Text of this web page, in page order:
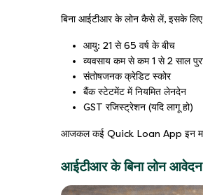
बिना आईटीआर के लोन कैसे लें, इसके लिए
आयु: 21 से 65 वर्ष के बीच
व्यवसाय कम से कम 1 से 2 साल
संतोषजनक क्रेडिट स्कोर
बैंक स्टेटमेंट में नियमित लेनदेन
GST रजिस्ट्रेशन (यदि लागू हो)
आजकल कई Quick Loan App इन
आईटीआर के बिना लोन